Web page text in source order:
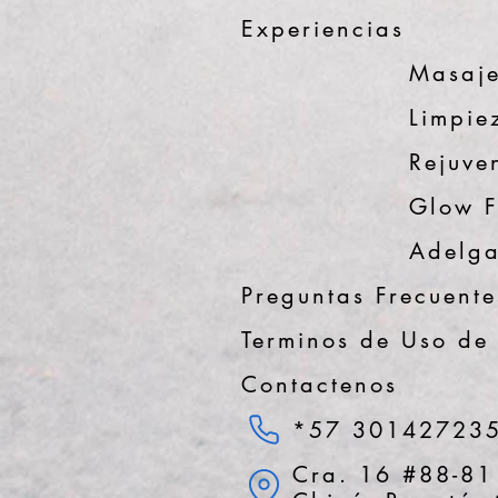
Experiencias
Glow
Preguntas
Terminos de Uso
Contactenos
*57
Cra. 16 #88-